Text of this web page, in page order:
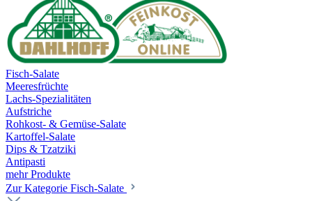
Fisch-Salate
Meeresfrüchte
Lachs-Spezialitäten
Aufstriche
Rohkost- & Gemüse-Salate
Kartoffel-Salate
Dips & Tzatziki
Antipasti
mehr Produkte
Zur Kategorie Fisch-Salate